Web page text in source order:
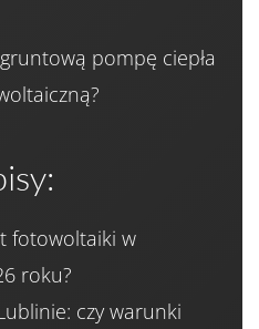
pompę ciepła
fotowoltaiki w
roku?
czy warunki